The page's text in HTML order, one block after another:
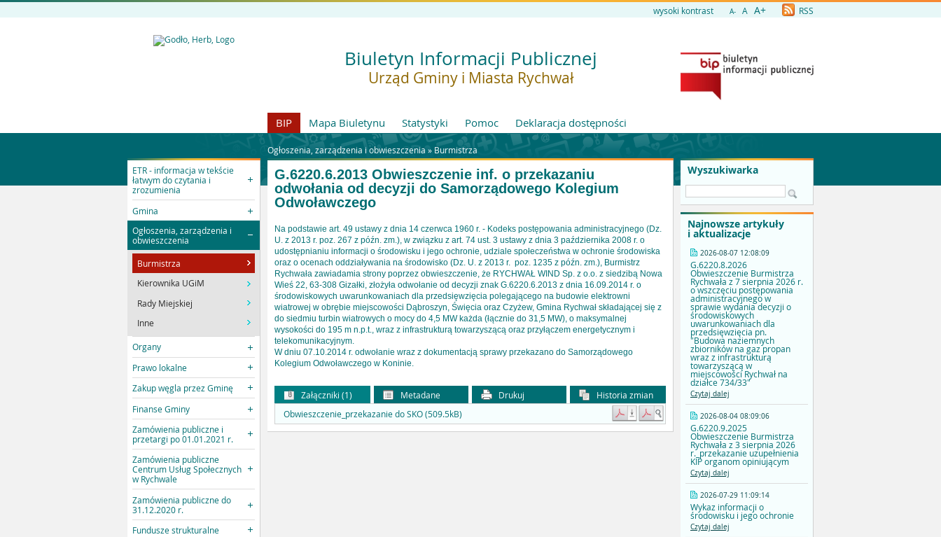
wysoki kontrast A- A A+ RSS
Biuletyn Informacji Publicznej
Urząd Gminy i Miasta Rychwał
BIP Mapa Biuletynu Statystyki Pomoc Deklaracja dostępności
Ogłoszenia, zarządzenia i obwieszczenia » Burmistrza
ETR - informacja w tekście
łatwym do czytania i
zrozumienia
Gmina
Ogłoszenia, zarządzenia i
obwieszczenia
Burmistrza
Kierownika UGiM
Rady Miejskiej
Inne
Organy
Prawo lokalne
Zakup węgla przez Gminę
Finanse Gminy
Zamówienia publiczne i
przetargi po 01.01.2021 r.
Zamówienia publiczne
Centrum Usług Społecznych
w Rychwale
Zamówienia publiczne do
31.12.2020 r.
Fundusze strukturalne
Wyszukiwarka
Najnowsze artykuły
i aktualizacje
2026-08-07 12:08:09
G.6220.8.2026
Obwieszczenie Burmistrza
Rychwała z 7 sierpnia 2026 r.
o wszczęciu postępowania
administracyjnego w
sprawie wydania decyzji o
środowiskowych
uwarunkowaniach dla
przedsięwzięcia pn.
"Budowa naziemnych
zbiorników na gaz propan
wraz z infrastrukturą
towarzyszącą w
miejscowości Rychwał na
działce 734/33"
Czytaj dalej
2026-08-04 08:09:06
G.6220.9.2025
Obwieszczenie Burmistrza
Rychwała z 3 sierpnia 2026
r._przekazanie uzupełnienia
KIP organom opiniującym
Czytaj dalej
2026-07-29 11:09:14
Wykaz informacji o
środowisku i jego ochronie
Czytaj dalej
G.6220.6.2013 Obwieszczenie inf. o przekazaniu
odwołania od decyzji do Samorządowego Kolegium
Odwoławczego
Na podstawie art. 49 ustawy z dnia 14 czerwca 1960 r. - Kodeks postępowania administracyjnego (Dz.
U. z 2013 r. poz. 267 z późn. zm.), w związku z art. 74 ust. 3 ustawy z dnia 3 października 2008 r. o
udostępnianiu informacji o środowisku i jego ochronie, udziale społeczeństwa w ochronie środowiska
oraz o ocenach oddziaływania na środowisko (Dz. U. z 2013 r. poz. 1235 z późn. zm.), Burmistrz
Rychwała zawiadamia strony poprzez obwieszczenie, że RYCHWAŁ WIND Sp. z o.o. z siedzibą Nowa
Wieś 22, 63-308 Gizałki, złożyła odwołanie od decyzji znak G.6220.6.2013 z dnia 16.09.2014 r. o
środowiskowych uwarunkowaniach dla przedsięwzięcia polegającego na budowie elektrowni
wiatrowej w obrębie miejscowości Dąbroszyn, Święcia oraz Czyżew, Gmina Rychwał składającej się z
do siedmiu turbin wiatrowych o mocy do 4,5 MW każda (łącznie do 31,5 MW), o maksymalnej
wysokości do 195 m n.p.t., wraz z infrastrukturą towarzyszącą oraz przyłączem energetycznym i
telekomunikacyjnym.
W dniu 07.10.2014 r. odwołanie wraz z dokumentacją sprawy przekazano do Samorządowego
Kolegium Odwoławczego w Koninie.
Załączniki (1) Metadane Drukuj
Historia zmian
Obwieszczenie_przekazanie do SKO (509.5kB)